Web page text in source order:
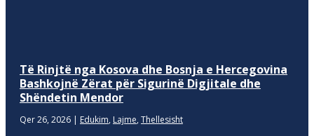
Të Rinjtë nga Kosova dhe Bosnja e Hercegovina
Bashkojnë Zërat për Sigurinë Digjitale dhe
Shëndetin Mendor
Qer 26, 2026 | Edukim, Lajme, Thellesisht